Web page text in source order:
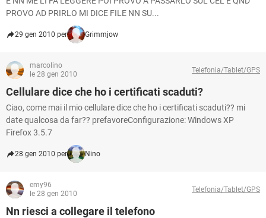
PROVO AD PRIRLO MI DICE FILE NN SU...
29 gen 2010 per Grimmjow
marcolino
le 28 gen 2010
Telefonia/Tablet/GPS
Cellulare dice che ho i certificati scaduti?
Ciao, come mai il mio cellulare dice che ho i certificati scaduti?? mi
date qualcosa da far?? prefavoreConfigurazione: Windows XP
Firefox 3.5.7
28 gen 2010 per Nino
emy96
le 28 gen 2010
Telefonia/Tablet/GPS
Nn riesci a collegare il telefono